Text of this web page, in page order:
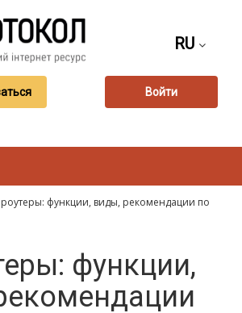
RU
Войти
роутеры: функции, виды, рекомендации по
функции,